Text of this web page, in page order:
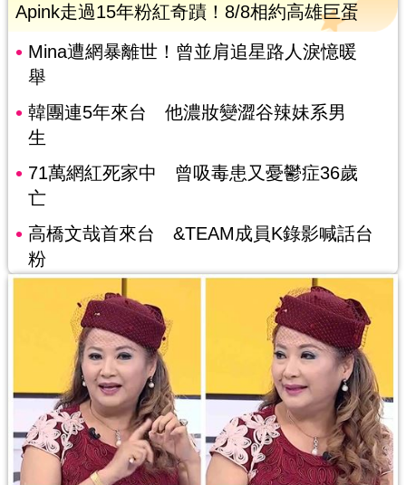
Apink走過15年粉紅奇蹟！8/8相約高雄巨蛋
Mina遭網暴離世！曾並肩追星路人淚憶暖
舉
韓團連5年來台 他濃妝變澀谷辣妹系男
生
71萬網紅死家中 曾吸毒患又憂鬱症36歲
亡
高橋文哉首來台 &TEAM成員K錄影喊話台
粉